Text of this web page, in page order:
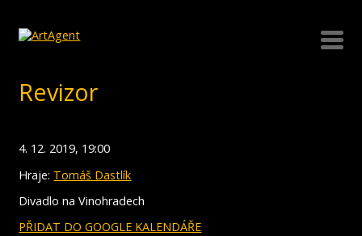
Revizor
4. 12. 2019, 19:00
Hraje: Tomáš Dastlík
Divadlo na Vinohradech
PŘIDAT DO GOOGLE KALENDÁŘE